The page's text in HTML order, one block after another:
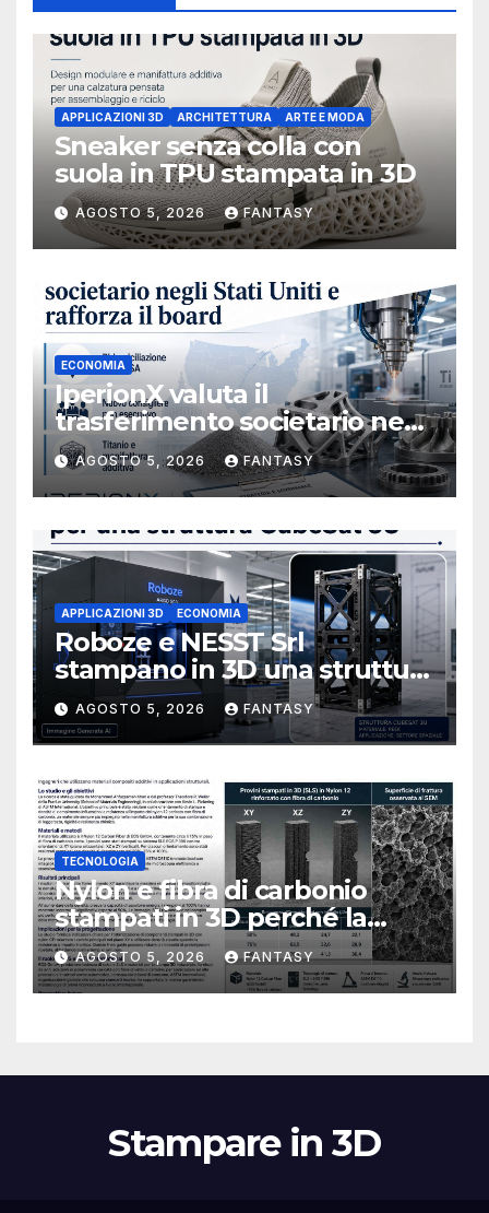
APPLICAZIONI 3D ARCHITETTURA ARTE E MODA
Sneaker senza colla con
suola in TPU stampata in 3D
AGOSTO 5, 2026 FANTASY
ECONOMIA
IperionX valuta il
trasferimento societario negli
Stati Uniti e rafforza il board,
ha nominato Michael J.
Loparco amministratore
indipendente non esecutivo
AGOSTO 5, 2026 FANTASY
APPLICAZIONI 3D ECONOMIA
Roboze e NESST Srl
stampano in 3D una struttura
CubeSat 3U in Carbon PEEK
AGOSTO 5, 2026 FANTASY
TECNOLOGIA
Nylon e fibra di carbonio
stampati in 3D perché la
resistenza agli urti dipende
dal processo
AGOSTO 5, 2026 FANTASY
Stampare in 3D